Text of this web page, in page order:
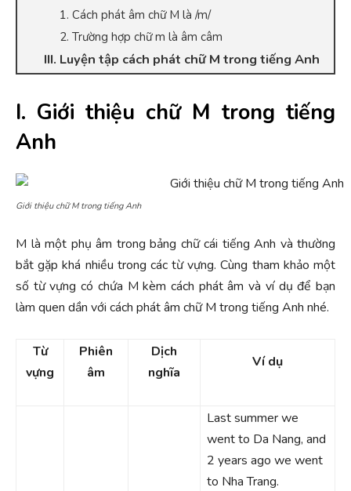
1. Cách phát âm chữ M là /m/
2. Trường hợp chữ m là âm câm
III. Luyện tập cách phát chữ M trong tiếng Anh
I. Giới thiệu chữ M trong tiếng
Anh
Giới thiệu chữ M trong tiếng Anh
M là một phụ âm trong bảng chữ cái tiếng Anh và thường
bắt gặp khá nhiều trong các từ vựng. Cùng tham khảo một
số từ vựng có chứa M kèm cách phát âm và ví dụ để bạn
làm quen dần với cách phát âm chữ M trong tiếng Anh nhé.
Từ
vựng
Phiên
âm
Dịch
nghĩa
Ví dụ
Last summer we
went to Da Nang, and
2 years ago we went
to Nha Trang.